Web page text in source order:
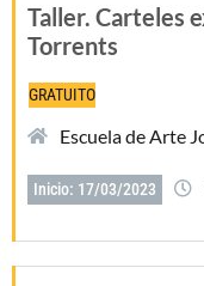
Taller. Carteles
Torrents
GRATUITO
Escuela de Arte
Inicio: 17/03/2023